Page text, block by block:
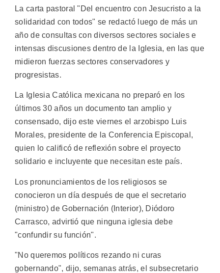
La carta pastoral "Del encuentro con Jesucristo a la
solidaridad con todos" se redactó luego de más un
año de consultas con diversos sectores sociales e
intensas discusiones dentro de la Iglesia, en las que
midieron fuerzas sectores conservadores y
progresistas.
La Iglesia Católica mexicana no preparó en los
últimos 30 años un documento tan amplio y
consensado, dijo este viernes el arzobispo Luis
Morales, presidente de la Conferencia Episcopal,
quien lo calificó de reflexión sobre el proyecto
solidario e incluyente que necesitan este país.
Los pronunciamientos de los religiosos se
conocieron un día después de que el secretario
(ministro) de Gobernación (Interior), Diódoro
Carrasco, advirtió que ninguna iglesia debe
"confundir su función".
"No queremos políticos rezando ni curas
gobernando", dijo, semanas atrás, el subsecretario